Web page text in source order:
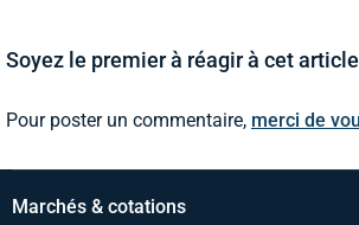
Soyez le premier à réagir à cet article
Pour poster un commentaire, merci de
Marchés & cotations